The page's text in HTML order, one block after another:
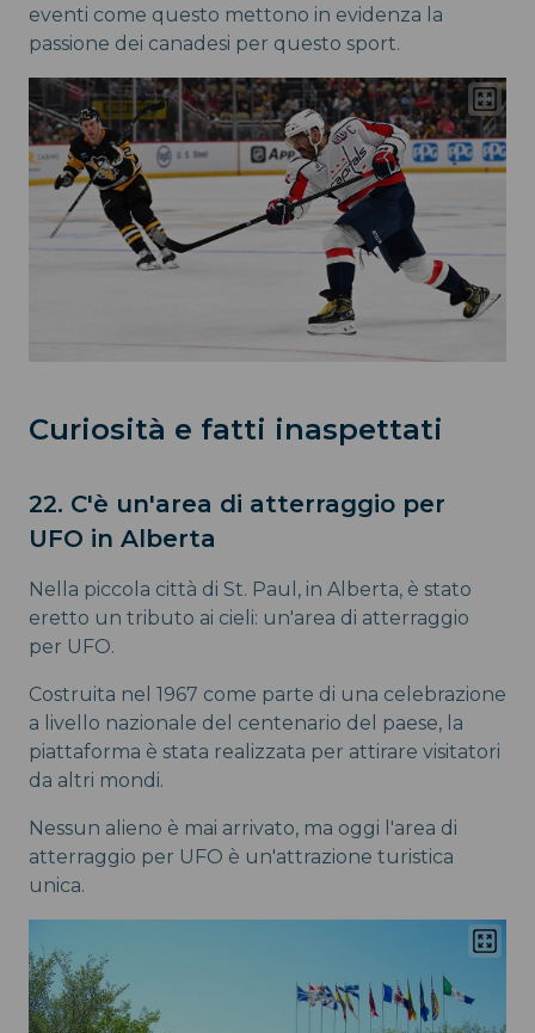
eventi come questo mettono in evidenza la
passione dei canadesi per questo sport.
Curiosità e fatti inaspettati
22. C'è un'area di atterraggio per
UFO in Alberta
Nella piccola città di St. Paul, in Alberta, è stato
eretto un tributo ai cieli: un'area di atterraggio
per UFO.
Costruita nel 1967 come parte di una celebrazione
a livello nazionale del centenario del paese, la
piattaforma è stata realizzata per attirare visitatori
da altri mondi.
Nessun alieno è mai arrivato, ma oggi l'area di
atterraggio per UFO è un'attrazione turistica
unica.